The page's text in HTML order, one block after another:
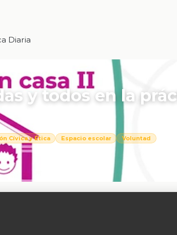
Diaria
y todos en la
Cívica y Ética Espacio escolar Voluntad